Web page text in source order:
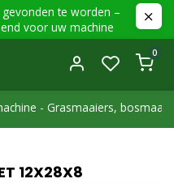
te worden –
voor uw machine
0
- Grasmaaiers,
12X28X8